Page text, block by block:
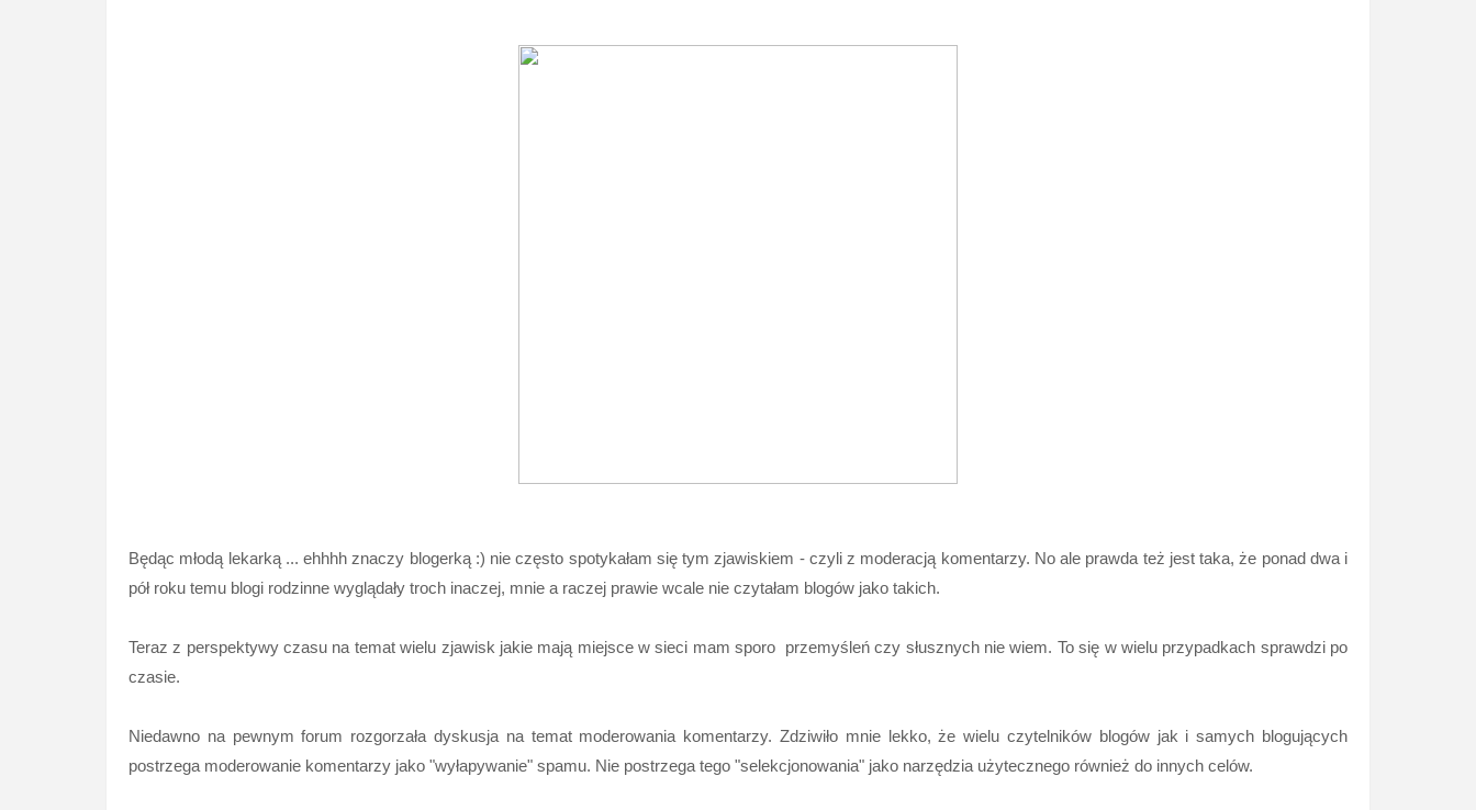
Będąc młodą lekarką ... ehhhh znaczy blogerką :) nie często spotykałam się tym zjawiskiem - czyli z moderacją komentarzy. No ale prawda też jest taka, że ponad dwa i
pół roku temu blogi rodzinne wyglądały troch inaczej, mnie a raczej prawie wcale nie czytałam blogów jako takich.
Teraz z perspektywy czasu na temat wielu zjawisk jakie mają miejsce w sieci mam sporo przemyśleń czy słusznych nie wiem. To się w wielu przypadkach sprawdzi po
czasie.
Niedawno na pewnym forum rozgorzała dyskusja na temat moderowania komentarzy. Zdziwiło mnie lekko, że wielu czytelników blogów jak i samych blogujących
postrzega moderowanie komentarzy jako "wyłapywanie" spamu. Nie postrzega tego "selekcjonowania" jako narzędzia użytecznego również do innych celów.